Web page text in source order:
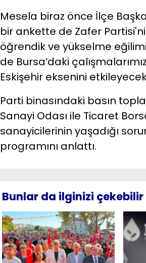
Mesela biraz önce İlçe
bir ankette de Zafer
öğrendik ve yükselme
de Bursa’daki
Eskişehir eksenini
Parti binasındaki basın
Sanayi Odası ile Ticaret
sanayicilerinin yaşadığı
programını anlattı.
Bunlar da ilginizi çekebilir